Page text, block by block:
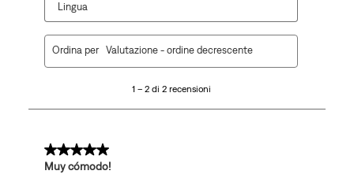
Lingua
2
1 – 2 di 2 recensioni
Ordina per Valutazione - ordine decrescente
5 su 5 stelle.
Muy cómodo!